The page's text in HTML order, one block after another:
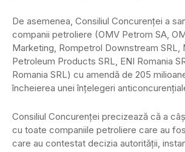
De asemenea, Consiliul Concurenţei a
companii petroliere (OMV Petrom SA,
Marketing, Rompetrol Downstream SRL,
Petroleum Products SRL, ENI Romania
Romania SRL) cu amendă de 205
încheierea unei înţelegeri
Consiliul Concurenţei precizează că a
cu toate companiile petroliere care au
care au contestat decizia autorităţii,